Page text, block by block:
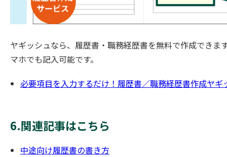
ヤギッシュなら、履歴書・職務経歴書を無料で作成でき
マホでも記入可能です。
必要項目を入力するだけ！履歴書／職務経歴書作成ヤギ
6.関連記事はこちら
中途向け履歴書の書き方